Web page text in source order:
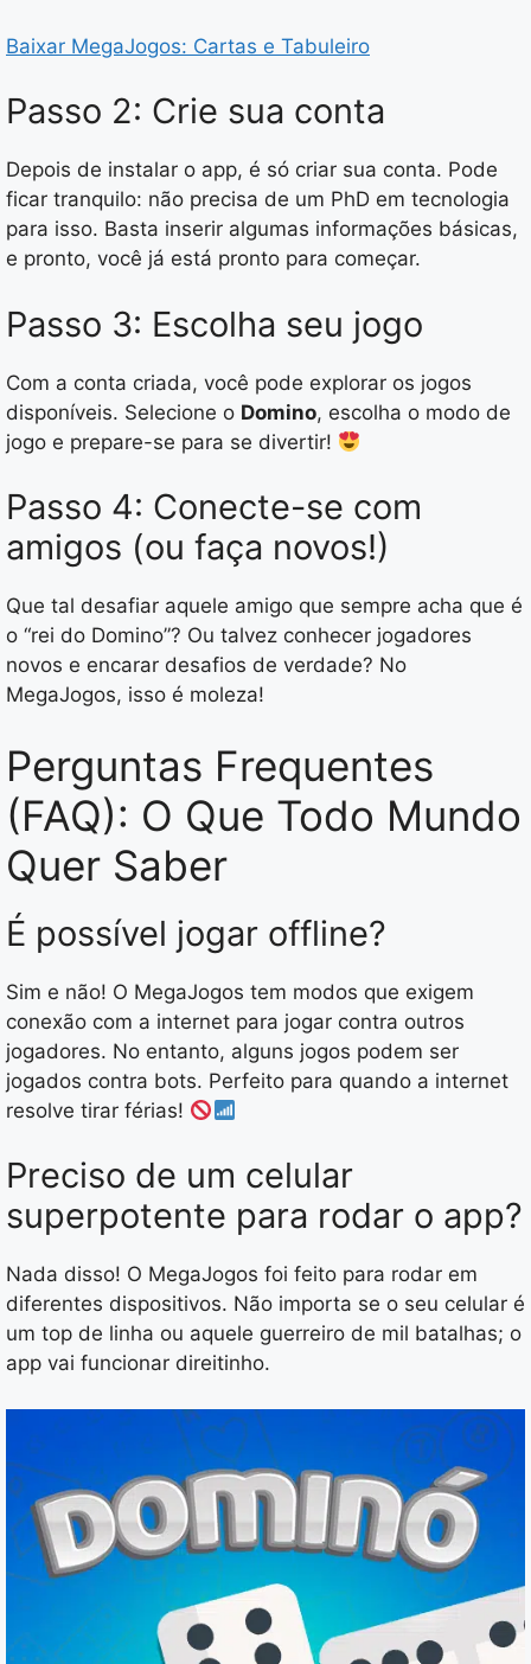
Baixar MegaJogos: Cartas e Tabuleiro
Passo 2: Crie sua conta
Depois de instalar o app, é só criar sua conta. Pode
ficar tranquilo: não precisa de um PhD em tecnologia
para isso. Basta inserir algumas informações básicas,
e pronto, você já está pronto para começar.
Passo 3: Escolha seu jogo
Com a conta criada, você pode explorar os jogos
disponíveis. Selecione o Domino, escolha o modo de
jogo e prepare-se para se divertir!
Passo 4: Conecte-se com
amigos (ou faça novos!)
Que tal desafiar aquele amigo que sempre acha que é
o “rei do Domino”? Ou talvez conhecer jogadores
novos e encarar desafios de verdade? No
MegaJogos, isso é moleza!
Perguntas Frequentes
(FAQ): O Que Todo Mundo
Quer Saber
É possível jogar offline?
Sim e não! O MegaJogos tem modos que exigem
conexão com a internet para jogar contra outros
jogadores. No entanto, alguns jogos podem ser
jogados contra bots. Perfeito para quando a internet
resolve tirar férias!
Preciso de um celular
superpotente para rodar o app?
Nada disso! O MegaJogos foi feito para rodar em
diferentes dispositivos. Não importa se o seu celular é
um top de linha ou aquele guerreiro de mil batalhas; o
app vai funcionar direitinho.